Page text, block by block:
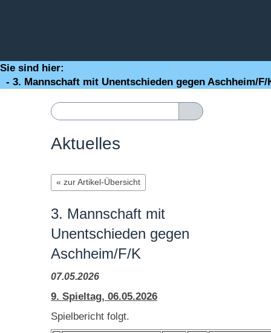
Sie sind hier:
- 3. Mannschaft mit Unentschieden gegen Aschheim/F/
Aktuelles
« zur Artikel-Übersicht
3. Mannschaft mit
Unentschieden gegen
Aschheim/F/K
07.05.2026
9. Spieltag, 06.05.2026
Spielbericht folgt.